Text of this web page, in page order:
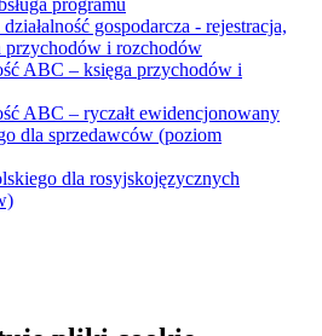
gospodarcza - rejestracja,
przychodów i rozchodów
ABC – księga przychodów i
ABC – ryczałt ewidencjonowany
dla sprzedawców (poziom
dla rosyjskojęzycznych